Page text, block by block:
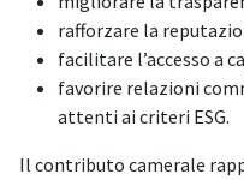
rafforzare la
facilitare l’accesso a
favorire relazioni
attenti ai criteri ESG.
Il contributo camerale